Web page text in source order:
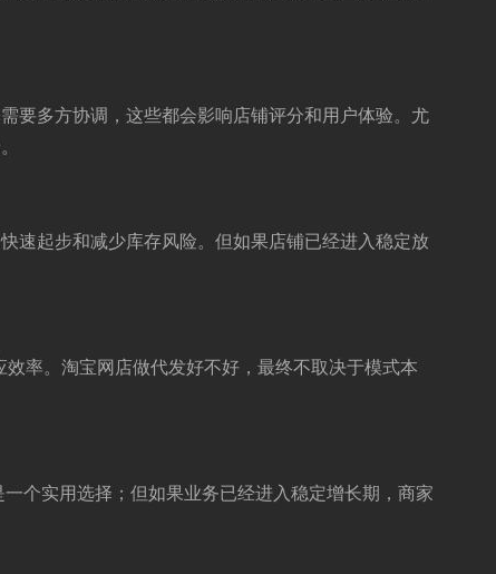
要多方协调，这些都会影响店铺评分和用户体验。尤
速起步和减少库存风险。但如果店铺已经进入稳定放
率。淘宝网店做代发好不好，最终不取决于模式本
个实用选择；但如果业务已经进入稳定增长期，商家